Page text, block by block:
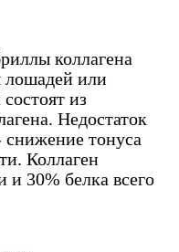
коллагена
лошадей или
из
Недостаток
снижение тонуса
Коллаген
и 30% белка всего